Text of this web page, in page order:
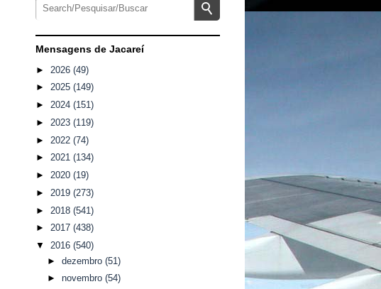
Mensagens de Jacareí
► 2026 (49)
► 2025 (149)
► 2024 (151)
► 2023 (119)
► 2022 (74)
► 2021 (134)
► 2020 (19)
► 2019 (273)
► 2018 (541)
► 2017 (438)
▼ 2016 (540)
► dezembro (51)
► novembro (54)